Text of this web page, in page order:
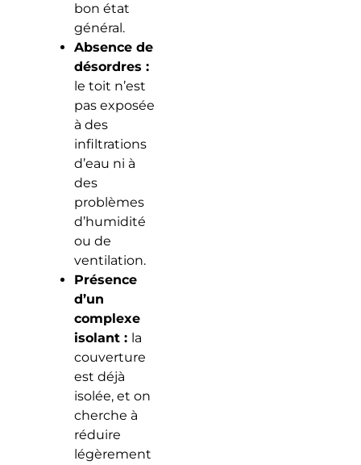
bon état
général.
Absence de
désordres :
le toit n’est
pas exposée
à des
infiltrations
d’eau ni à
des
problèmes
d’humidité
ou de
ventilation.
Présence
d’un
complexe
isolant : la
couverture
est déjà
isolée, et on
cherche à
réduire
légèrement